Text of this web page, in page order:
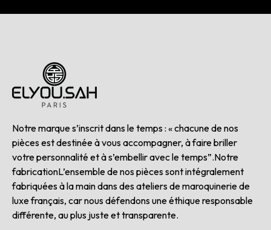
Notre marque s’inscrit dans le temps : « chacune de nos
pièces est destinée à vous accompagner, à faire briller
votre personnalité et à s’embellir avec le temps”.Notre
fabricationL’ensemble de nos pièces sont intégralement
fabriquées à la main dans des ateliers de maroquinerie de
luxe français, car nous défendons une éthique responsable
différente, au plus juste et transparente.